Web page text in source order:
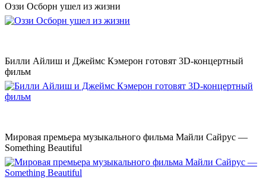
Оззи Осборн ушел из жизни
Билли Айлиш и Джеймс Кэмерон готовят 3D-концертный
фильм
Мировая премьера музыкального фильма Майли Сайрус —
Something Beautiful